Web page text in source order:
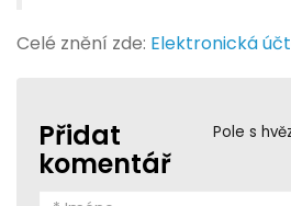
Celé znění zde: Elektronická
Pole s
Přidat
komentář